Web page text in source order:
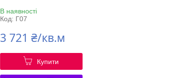
В наявності
Код: Г07
3 721 ₴/кв.м
Купити